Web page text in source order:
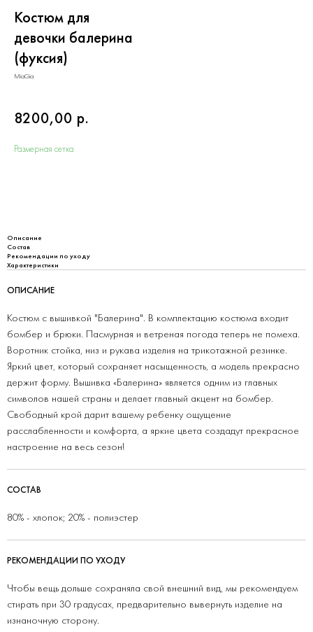
Костюм для
девочки балерина
(фуксия)
MiaGia
8200,00 р.
Размерная сетка
Описание
Состав
Рекомендации по уходу
Характеристики
ОПИСАНИЕ
Костюм с вышивкой "Балерина". В комплектацию костюма входит
бомбер и брюки. Пасмурная и ветреная погода теперь не помеха.
Воротник стойка, низ и рукава изделия на трикотажной резинке.
Яркий цвет, который сохраняет насыщенность, а модель прекрасно
держит форму. Вышивка «Балерина» является одним из главных
символов нашей страны и делает главный акцент на бомбер.
Свободный крой дарит вашему ребенку ощущение
расслабленности и комфорта, а яркие цвета создадут прекрасное
настроение на весь сезон!
СОСТАВ
80% - хлопок; 20% - полиэстер
РЕКОМЕНДАЦИИ ПО УХОДУ
Чтобы вещь дольше сохраняла свой внешний вид, мы рекомендуем
стирать при 30 градусах, предварительно вывернуть изделие на
изнаночную сторону.